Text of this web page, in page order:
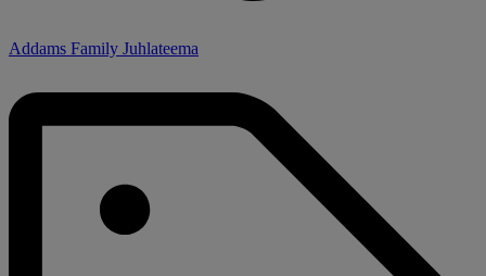
Addams Family Juhlateema